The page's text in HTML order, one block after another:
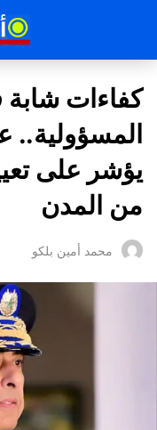
كفاءات
يؤشر على
من المدن
محمد أمين بلكو